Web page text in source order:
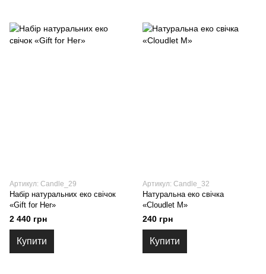
Артикул: Candle_29
Набір натуральних еко свічок
«Gift for Her»
2 440 грн
Купити
Артикул: Candle_32
Натуральна еко свічка
«Cloudlet M»
240 грн
Купити